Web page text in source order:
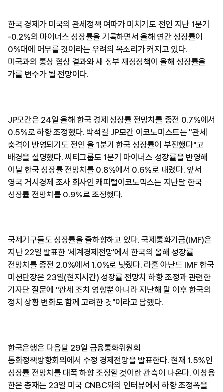
한국 경제가 미국의 관세정책 여파가 미치기도 전인 지난 1분기
-0.2%의 마이너스 성장률을 기록하면서 올해 연간 성장률이
0%대에 머무를 것이라는 우려의 목소리가 커지고 있다.
미국과의 통상 협상 결과와 새 정부 재정정책이 올해 성장률을
가를 변수가 될 전망이다.
JP모간은 24일 올해 한국 경제 성장률 전망치를 종전 0.7%에서
0.5%로 하향 조정했다. 박석길 JP모간 이코노미스트는 "관세
충격이 반영되기도 전인 올 1분기 한국 성장률이 부진했다"고
배경을 설명했다. 씨티그룹도 1분기 마이너스 성장률을 반영해
이날 한국 성장률 전망치를 0.8%에서 0.6%로 내렸다. 앞서
영국 거시경제 조사 회사인 캐피털이코노믹스는 지난달 한국
성장률 전망치를 0.9%로 조정했다.
국제기구들도 성장률을 줄하향하고 있다. 국제통화기금(IMF)은
지난 22일 발표한 '세계경제전망'에서 한국의 올해 성장률
전망치를 종전 2.0%에서 1.0%로 낮췄다. 라훌 아난드 IMF 한국
미션단장은 23일(현지시간) 성장률 전망치 하향 조정과 관련한
기자단 질문에 "관세 조치 영향뿐 아니라 지난해 말 이후 한국의
정치 상황 변화도 함께 고려한 것"이라고 답했다.
한국은행은 다음달 29일 금융통화위원회
통화정책방향회의에서 수정 경제전망을 발표한다. 현재 1.5%인
성장률 전망치를 대폭 하향 조정할 것이란 관측이 나온다. 이창용
한은 총재는 23일 미국 CNBC와의 인터뷰에서 하향 조정폭을